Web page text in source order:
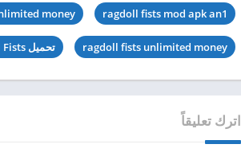
ragdoll fists mod apk an1
money
ragdoll fists unlimited money تحميل Ragdoll Fists مهكرة
اترك تعليقاً